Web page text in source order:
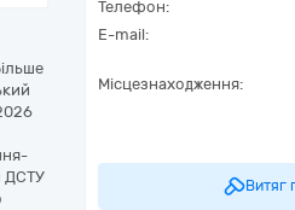
ДСТУ
Телефон:
E-mail:
Місцезнаходження:
Витяг